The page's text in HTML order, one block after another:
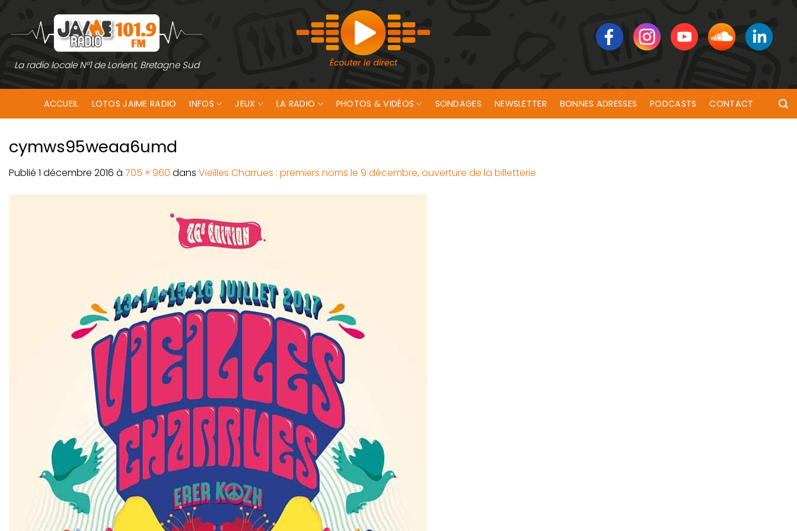
contenu
La radio locale N°1 de Lorient, Bretagne Sud
ACCUEIL LOTOS JAIME RADIO INFOS JEUX LA RADIO PHOTOS & VIDÉOS SONDAGES NEWSLETTER BONNES ADRESSES PODCASTS CONTACT
cymws95weaa6umd
Publié 1 décembre 2016 à 705 × 960 dans Vieilles Charrues : premiers noms le 9 décembre, ouverture de la billetterie